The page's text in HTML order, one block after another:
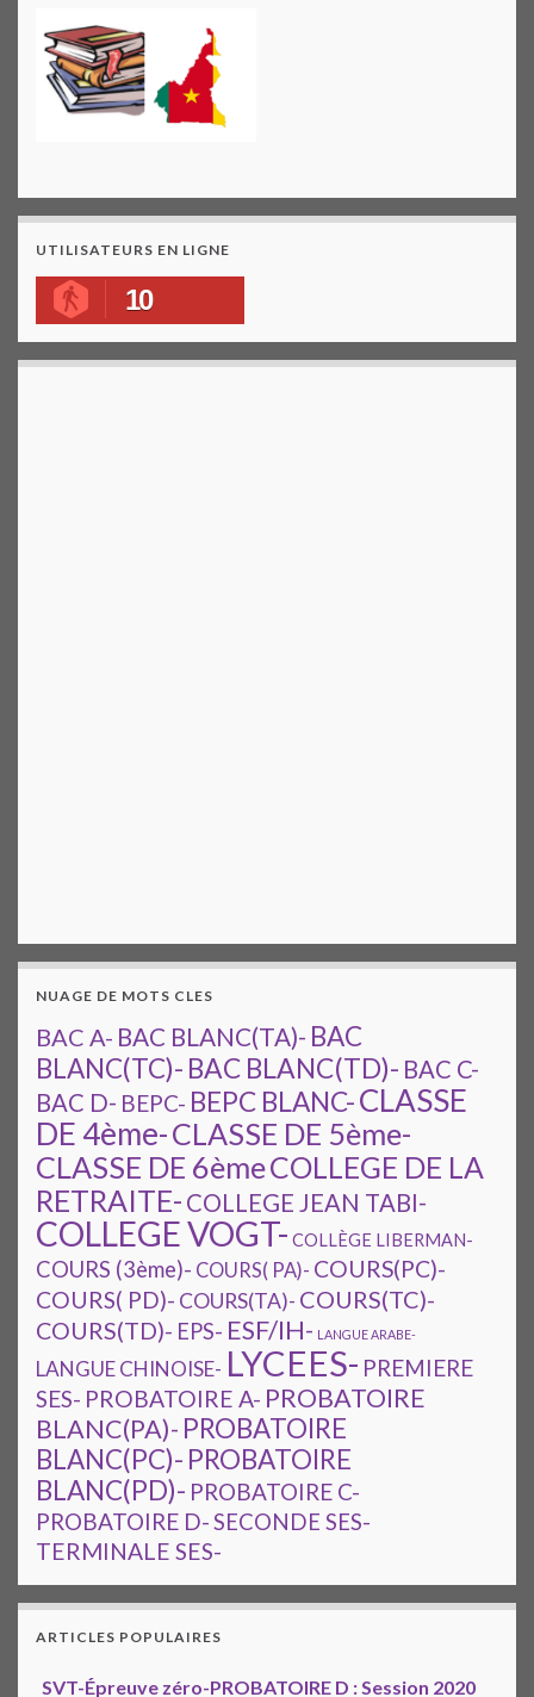
UTILISATEURS EN LIGNE
10
NUAGE DE MOTS CLES
BAC A- BAC BLANC(TA)- BAC
BLANC(TC)- BAC BLANC(TD)- BAC C-
BAC D- BEPC- BEPC BLANC-CLASSE
DE 4ème-CLASSE DE 5ème-
CLASSE DE 6èmeCOLLEGE DE LA
RETRAITE- COLLEGE JEAN TABI-
COLLEGE VOGT- COLLÈGE LIBERMAN-
COURS (3ème)- COURS( PA)- COURS(PC)-
COURS( PD)- COURS(TA)- COURS(TC)-
COURS(TD)- EPS- ESF/IH- LANGUE ARABE-
LANGUE CHINOISE- LYCEES- PREMIERE
SES- PROBATOIRE A- PROBATOIRE
BLANC(PA)- PROBATOIRE
BLANC(PC)- PROBATOIRE
BLANC(PD)- PROBATOIRE C-
PROBATOIRE D-SECONDE SES-
TERMINALE SES-
ARTICLES POPULAIRES
SVT-Épreuve zéro-PROBATOIRE D : Session 2020